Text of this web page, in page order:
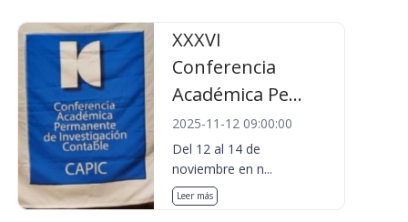
XXXVI
Conferencia
Académica Pe...
2025-11-12 09:00:00
Del 12 al 14 de
noviembre en n...
Leer más